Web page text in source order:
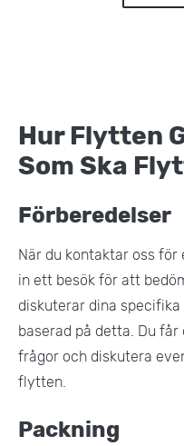
Hur Flytten
Som Ska
Förberedelser
När du kontaktar oss
in ett besök för att
diskuterar dina
baserad på detta. Du
frågor och diskutera
flytten​.
Packning